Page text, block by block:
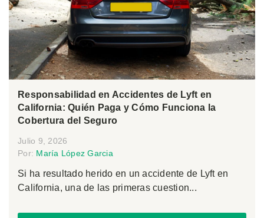
Responsabilidad en Accidentes de Lyft en
California: Quién Paga y Cómo Funciona la
Cobertura del Seguro
Julio 9, 2026
Por: María López Garcia
Si ha resultado herido en un accidente de Lyft en
California, una de las primeras cuestion...